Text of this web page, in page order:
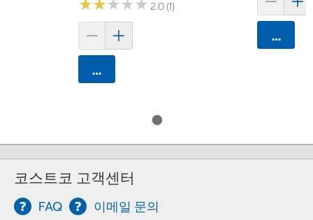
★★★★★
★★★★★ 2.0 (1)
카트에 담기
카트에
코스트코 고객센터
FAQ 이메일 문의